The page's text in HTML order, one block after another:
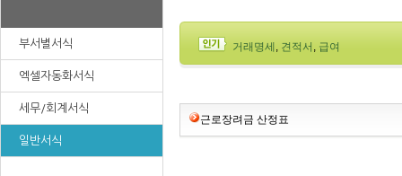
부서별서식
엑셀자동화서식
세무/회계서식
일반서식
거래명세 , 견적서 , 급여
근로장려금 산정표